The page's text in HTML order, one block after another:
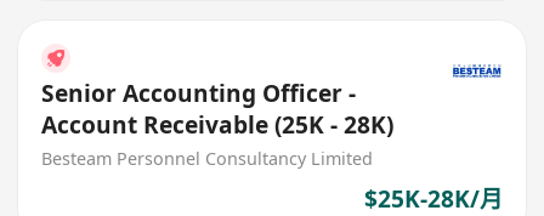
Senior Accounting Officer -
Account Receivable (25K - 28K)
Besteam Personnel Consultancy Limited
$25K-28K/月